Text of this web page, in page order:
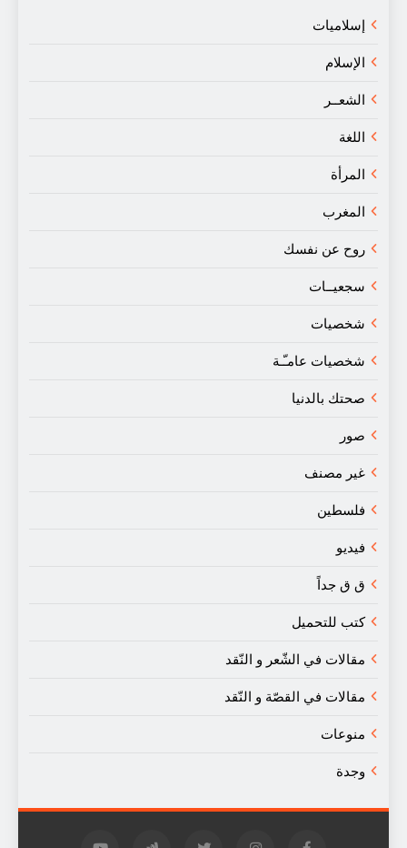
إسلاميات
الإسلام
الشعــر
اللغة
المرأة
المغرب
روح عن نفسك
سجعيــات
شخصيات
شخصيات عامـّـة
صحتك بالدنيا
صور
غير مصنف
فلسطين
فيديو
ق ق جداً
كتب للتحميل
مقالات في الشّعر و النّقد
مقالات في القصّة و النّقد
منوعات
وجدة